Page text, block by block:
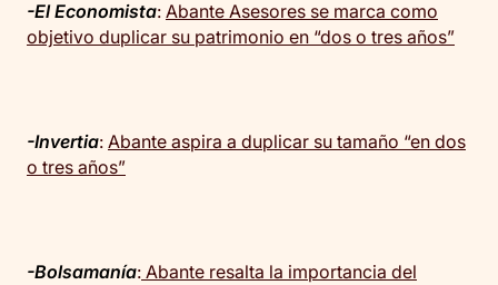
-El Economista: Abante Asesores se marca como
objetivo duplicar su patrimonio en “dos o tres años”
-Invertia: Abante aspira a duplicar su tamaño “en dos
o tres años”
-Bolsamanía: Abante resalta la importancia del